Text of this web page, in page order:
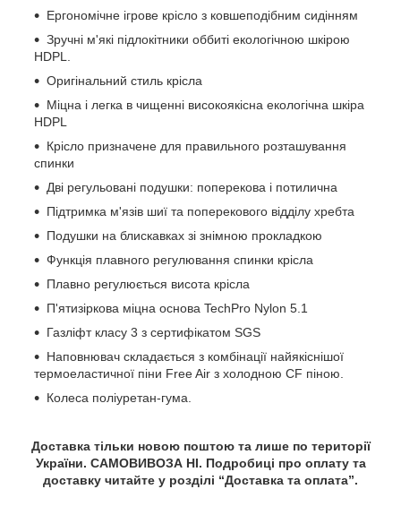
Ергономічне ігрове крісло з ковшеподібним сидінням
Зручні м'які підлокітники оббиті екологічною шкірою
HDPL.
Оригінальний стиль крісла
Міцна і легка в чищенні високоякісна екологічна шкіра
HDPL
Крісло призначене для правильного розташування
спинки
Дві регульовані подушки: поперекова і потилична
Підтримка м'язів шиї та поперекового відділу хребта
Подушки на блискавках зі знімною прокладкою
Функція плавного регулювання спинки крісла
Плавно регулюється висота крісла
П'ятизіркова міцна основа TechPro Nylon 5.1
Газліфт класу 3 з сертифікатом SGS
Наповнювач складається з комбінації найякіснішої
термоеластичної піни Free Air з холодною CF піною.
Колеса поліуретан-гума.
Доставка тільки новою поштою та лише по території
України. САМОВИВОЗА НІ. Подробиці про оплату та
доставку читайте у розділі “Доставка та оплата”.